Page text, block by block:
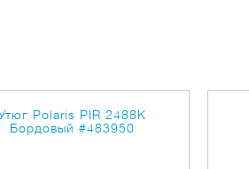
Polaris PIR 2488K
Бордовый #483950